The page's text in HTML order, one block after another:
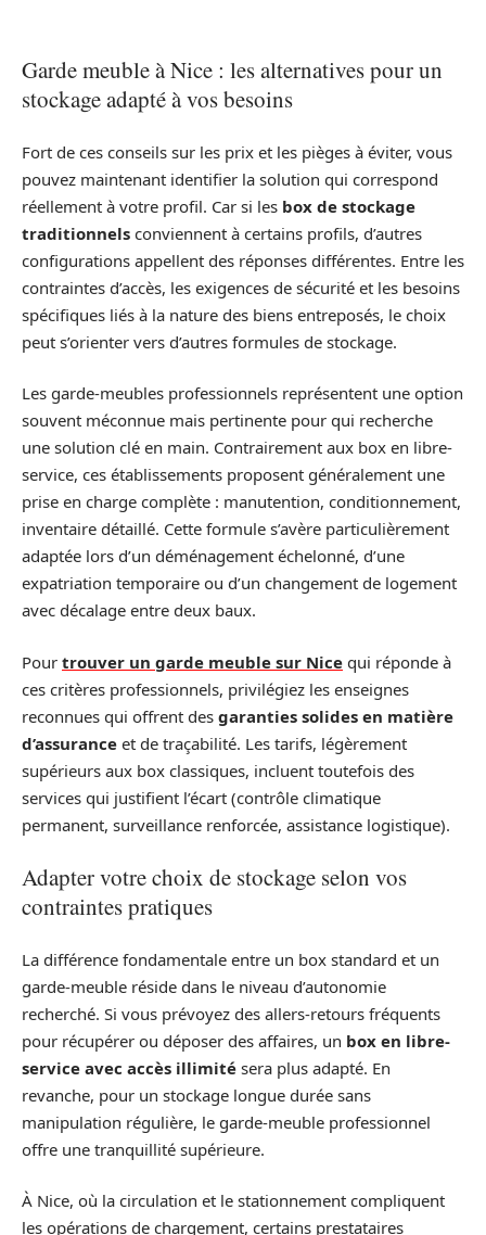
Garde meuble à Nice : les alternatives pour un
stockage adapté à vos besoins
Fort de ces conseils sur les prix et les pièges à éviter, vous
pouvez maintenant identifier la solution qui correspond
réellement à votre profil. Car si les box de stockage
traditionnels conviennent à certains profils, d’autres
configurations appellent des réponses différentes. Entre les
contraintes d’accès, les exigences de sécurité et les besoins
spécifiques liés à la nature des biens entreposés, le choix
peut s’orienter vers d’autres formules de stockage.
Les garde-meubles professionnels représentent une option
souvent méconnue mais pertinente pour qui recherche
une solution clé en main. Contrairement aux box en libre-
service, ces établissements proposent généralement une
prise en charge complète : manutention, conditionnement,
inventaire détaillé. Cette formule s’avère particulièrement
adaptée lors d’un déménagement échelonné, d’une
expatriation temporaire ou d’un changement de logement
avec décalage entre deux baux.
Pour trouver un garde meuble sur Nice qui réponde à
ces critères professionnels, privilégiez les enseignes
reconnues qui offrent des garanties solides en matière
d’assurance et de traçabilité. Les tarifs, légèrement
supérieurs aux box classiques, incluent toutefois des
services qui justifient l’écart (contrôle climatique
permanent, surveillance renforcée, assistance logistique).
Adapter votre choix de stockage selon vos
contraintes pratiques
La différence fondamentale entre un box standard et un
garde-meuble réside dans le niveau d’autonomie
recherché. Si vous prévoyez des allers-retours fréquents
pour récupérer ou déposer des affaires, un box en libre-
service avec accès illimité sera plus adapté. En
revanche, pour un stockage longue durée sans
manipulation régulière, le garde-meuble professionnel
offre une tranquillité supérieure.
À Nice, où la circulation et le stationnement compliquent
les opérations de chargement, certains prestataires